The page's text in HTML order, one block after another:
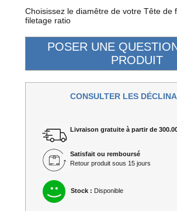
Choisissez le diamêtre de votre Tête de
filetage ratio
CONSULTER LES
Livraison gratuite à partir de
Satisfait ou remboursé
Retour produit sous 15 jours
Stock : Disponible